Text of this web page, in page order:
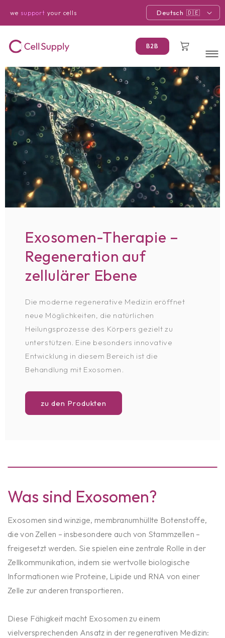
zum
we support your cells Deutsch
B2B Warenkorb
Exosomen-Therapie –
Regeneration auf
zellulärer Ebene
Die moderne regenerative Medizin eröffnet
neue Möglichkeiten, die natürlichen
Heilungsprozesse des Körpers gezielt zu
unterstützen. Eine besonders innovative
Entwicklung in diesem Bereich ist die
Behandlung mit Exosomen.
zu den Produkten
Was sind Exosomen?
Exosomen sind winzige, membranumhüllte Botenstoffe,
die von Zellen – insbesondere auch von Stammzellen –
freigesetzt werden. Sie spielen eine zentrale Rolle in der
Zellkommunikation, indem sie wertvolle biologische
Informationen wie Proteine, Lipide und RNA von einer
Zelle zur anderen transportieren.
Diese Fähigkeit macht Exosomen zu einem
vielversprechenden Ansatz in der regenerativen Medizin: